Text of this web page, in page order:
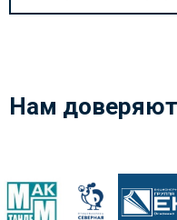
Нам доверяют